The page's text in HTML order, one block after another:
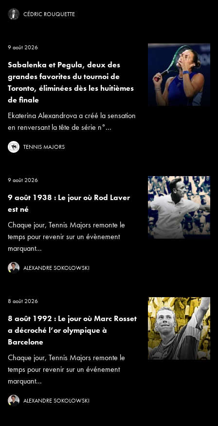
CÉDRIC ROUQUETTE
9 août 2026
Sabalenka et Pegula, deux des
grandes favorites du tournoi de
Toronto, éliminées dès les huitièmes
de finale
Ekaterina Alexandrova a créé la sensation
en renversant la tête de série n°...
TENNIS MAJORS
9 août 2026
9 août 1938 : Le jour où Rod Laver
est né
Chaque jour, Tennis Majors remonte le
temps pour revenir sur un évènement
marquant...
ALEXANDRE SOKOLOWSKI
8 août 2026
8 août 1992 : Le jour où Marc Rosset
a décroché l’or olympique à
Barcelone
Chaque jour, Tennis Majors remonte le
temps pour revenir sur un événement
marquant...
ALEXANDRE SOKOLOWSKI